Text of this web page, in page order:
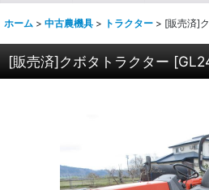
ホーム > 中古農機具 > トラクター > [販売済]
[販売済]クボタトラクター [